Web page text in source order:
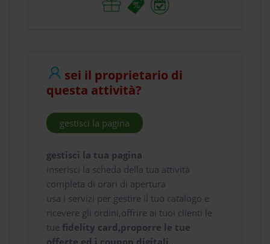
sei il proprietario di
questa attività?
gestisci la pagina
gestisci la tua pagina
inserisci la scheda della tua attività
completa di orari di apertura
usa i servizi per gestire il tuo catalogo e
ricevere gli ordini,offrire ai tuoi clienti le
tue fidelity card,proporre le tue
offerte ed i coupon digitali .